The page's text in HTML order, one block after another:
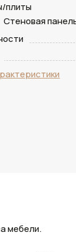
плиты
Стеновая
мебели.